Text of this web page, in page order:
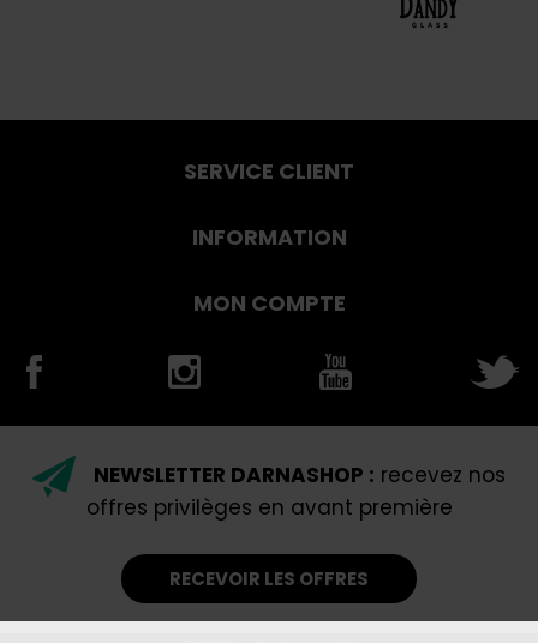
SERVICE CLIENT
INFORMATION
MON COMPTE
NEWSLETTER DARNASHOP : recevez nos
offres privilèges en avant première
RECEVOIR LES OFFRES